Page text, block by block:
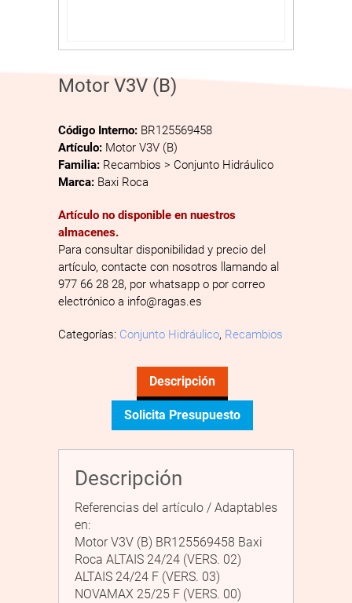
Motor V3V (B)
Código Interno: BR125569458
Artículo: Motor V3V (B)
Familia: Recambios > Conjunto Hidráulico
Marca: Baxi Roca
Artículo no disponible en nuestros
almacenes.
Para consultar disponibilidad y precio del
artículo, contacte con nosotros llamando al
977 66 28 28, por whatsapp o por correo
electrónico a info@ragas.es
Categorías: Conjunto Hidráulico, Recambios
Descripción
Solicita Presupuesto
Descripción
Referencias del artículo / Adaptables
en:
Motor V3V (B) BR125569458 Baxi
Roca ALTAIS 24/24 (VERS. 02)
ALTAIS 24/24 F (VERS. 03)
NOVAMAX 25/25 F (VERS. 00)